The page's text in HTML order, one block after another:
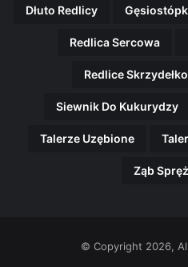
Dłuto Redlicy
Redlica Sercowa
Redlice
Siewnik Do Kukurydzy
Talerze Uzębione
Ząb
© Copyright 2026,